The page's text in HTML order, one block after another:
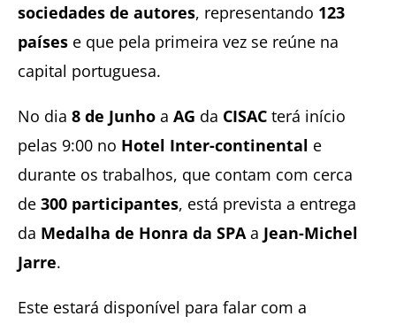
sociedades de autores, representando 123
países e que pela primeira vez se reúne na
capital portuguesa.
No dia 8 de Junho a AG da CISAC terá início
pelas 9:00 no Hotel Inter-continental e
durante os trabalhos, que contam com cerca
de 300 participantes, está prevista a entrega
da Medalha de Honra da SPA a Jean-Michel
Jarre.
Este estará disponível para falar com a